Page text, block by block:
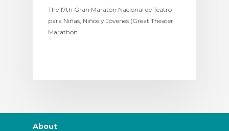
The 17th Gran Maratón Nacional de Teatro
para Niñas, Niños y Jóvenes (Great Theater
Marathon…
About